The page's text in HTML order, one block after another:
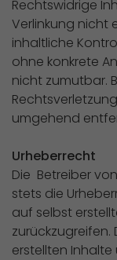
Rechtswidrige
Verlinkung nicht
inhaltliche
ohne konkrete
nicht zumutbar.
umgehend
Urheberrecht
Die Betreiber
stets die
auf selbst
erstellten Inhalte